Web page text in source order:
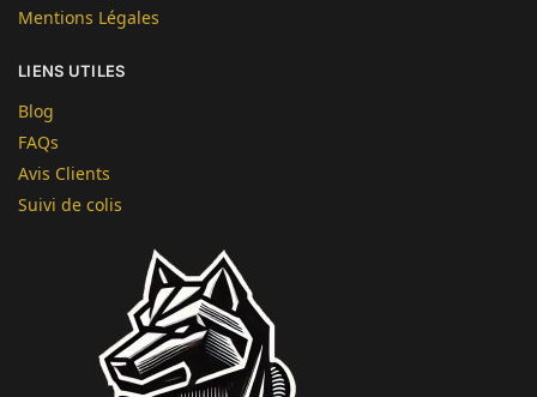
Mentions Légales
LIENS UTILES
Blog
FAQs
Avis Clients
Suivi de colis